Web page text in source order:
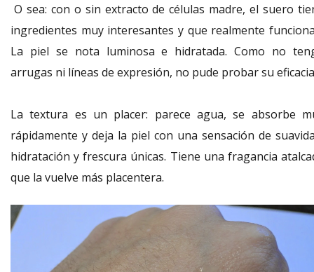
O sea: con o sin extracto de células madre, el suero
ingredientes muy interesantes y que realmente
La piel se nota luminosa e hidratada. Como no
arrugas ni líneas de expresión, no pude probar su
La textura es un placer: parece agua, se absorbe
rápidamente y deja la piel con una sensación de
hidratación y frescura únicas. Tiene una fragancia
que la vuelve más placentera.